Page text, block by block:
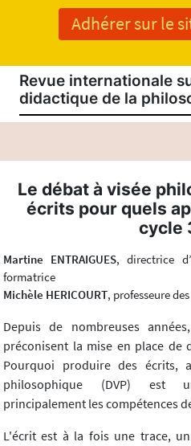
Adhérer sur le
Revue internationale
didactique de la
Le débat à visée
écrits pour quels
cycle
Martine ENTRAIGUES, directrice
formatrice
Michèle HERICOURT, professeure
Depuis de nombreuses
préconisent la mise en place de
Pourquoi produire des écrits,
philosophique (DVP) est
principalement les compétences
L'écrit est à la fois une trace,